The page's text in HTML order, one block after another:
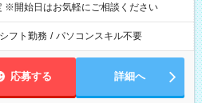
※開始日はお気軽にご相談ください
シフト勤務 / パソコンスキル不要
応募する 詳細へ